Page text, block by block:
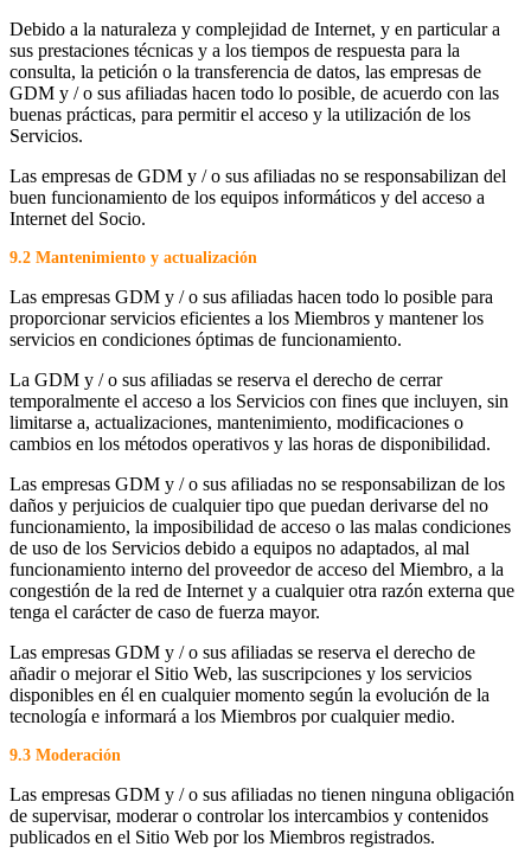
Debido a la naturaleza y complejidad de Internet, y en particular a
sus prestaciones técnicas y a los tiempos de respuesta para la
consulta, la petición o la transferencia de datos, las empresas de
GDM y / o sus afiliadas hacen todo lo posible, de acuerdo con las
buenas prácticas, para permitir el acceso y la utilización de los
Servicios.
Las empresas de GDM y / o sus afiliadas no se responsabilizan del
buen funcionamiento de los equipos informáticos y del acceso a
Internet del Socio.
9.2 Mantenimiento y actualización
Las empresas GDM y / o sus afiliadas hacen todo lo posible para
proporcionar servicios eficientes a los Miembros y mantener los
servicios en condiciones óptimas de funcionamiento.
La GDM y / o sus afiliadas se reserva el derecho de cerrar
temporalmente el acceso a los Servicios con fines que incluyen, sin
limitarse a, actualizaciones, mantenimiento, modificaciones o
cambios en los métodos operativos y las horas de disponibilidad.
Las empresas GDM y / o sus afiliadas no se responsabilizan de los
daños y perjuicios de cualquier tipo que puedan derivarse del no
funcionamiento, la imposibilidad de acceso o las malas condiciones
de uso de los Servicios debido a equipos no adaptados, al mal
funcionamiento interno del proveedor de acceso del Miembro, a la
congestión de la red de Internet y a cualquier otra razón externa que
tenga el carácter de caso de fuerza mayor.
Las empresas GDM y / o sus afiliadas se reserva el derecho de
añadir o mejorar el Sitio Web, las suscripciones y los servicios
disponibles en él en cualquier momento según la evolución de la
tecnología e informará a los Miembros por cualquier medio.
9.3 Moderación
Las empresas GDM y / o sus afiliadas no tienen ninguna obligación
de supervisar, moderar o controlar los intercambios y contenidos
publicados en el Sitio Web por los Miembros registrados.